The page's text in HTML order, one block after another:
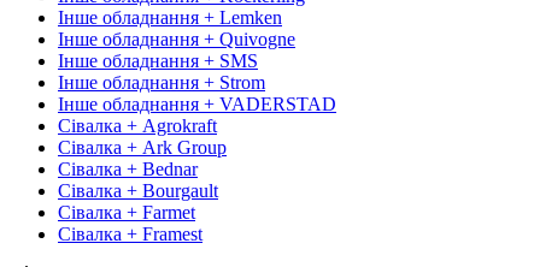
Інше обладнання + Lemken
Інше обладнання + Quivogne
Інше обладнання + SMS
Інше обладнання + Strom
Інше обладнання + VADERSTAD
Сівалка + Agrokraft
Сівалка + Ark Group
Сівалка + Bednar
Сівалка + Bourgault
Сівалка + Farmet
Сівалка + Framest